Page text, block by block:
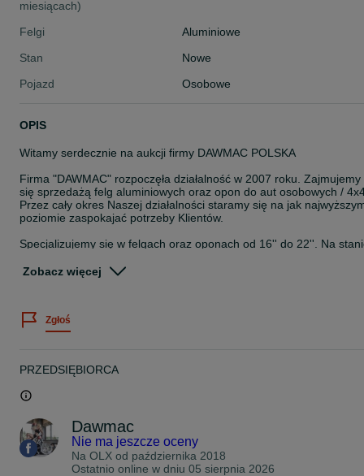
miesiącach)
Felgi
Aluminiowe
Stan
Nowe
Pojazd
Osobowe
OPIS
Witamy serdecznie na aukcji firmy DAWMAC POLSKA
Firma "DAWMAC" rozpoczęła działalność w 2007 roku. Zajmujemy
się sprzedażą felg aluminiowych oraz opon do aut osobowych /
Przez cały okres Naszej działalności staramy się na jak
poziomie zaspokajać potrzeby Klientów.
Specjalizujemy się w felgach oraz oponach od 16'' do 22''. Na
przedstawicielem takich Firm jak: ISPIRI, OEMS, VEEMANN,
Zawsze staramy się stanąć na wysokości zadania jeśli chodzi o
pomoc w doborze felg do Państwa auta.
Kolor: Sand Bronze
*Zdjęcie poglądowe
Zobacz więcej
Zgłoś
PRZEDSIĘBIORCA
Dawmac
Nie ma jeszcze oceny
Na OLX od października 2018
Ostatnio online w dniu 05 sierpnia 2026